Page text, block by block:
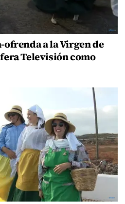
a la Virgen de
Televisión como